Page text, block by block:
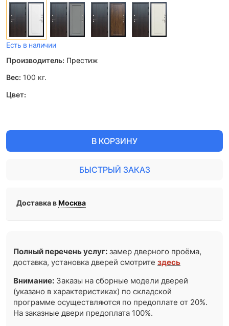
Есть в наличии
Производитель: Престиж
Вес: 100 кг.
Цвет:
В КОРЗИНУ
БЫСТРЫЙ ЗАКАЗ
Доставка вМосква
Полный перечень услуг: замер дверного проёма,
доставка, установка дверей смотритездесь
Внимание: Заказы на сборные модели дверей
(указано в характеристиках) по складской
программе осуществляются по предоплате от 20%.
На заказные двери предоплата 100%.